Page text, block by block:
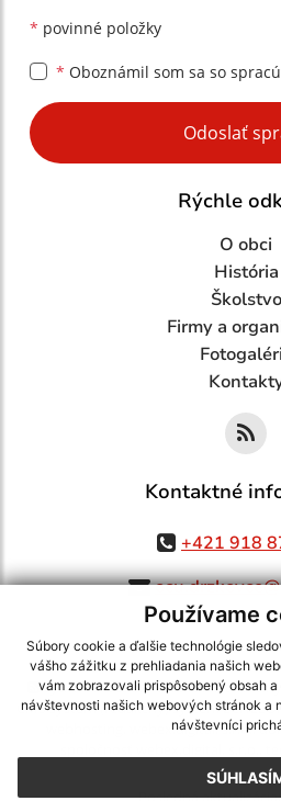
Používame
Súbory cookie a ďalšie technológie
vášho zážitku z prehliadania našich
vám zobrazovali prispôsobený obsah
návštevnosti našich webových stránok a
návštevníci
* povinné položky
* Oboznámil som sa so
Google reCaptcha Response
Odoslať
Rýchle
O obci
História
Školstvo
Firmy a
Kontaktné
+421 918
využite možnosť získavania
CMS systém (redakčný) systém
webex.digital, s.r.o.,
Posledná